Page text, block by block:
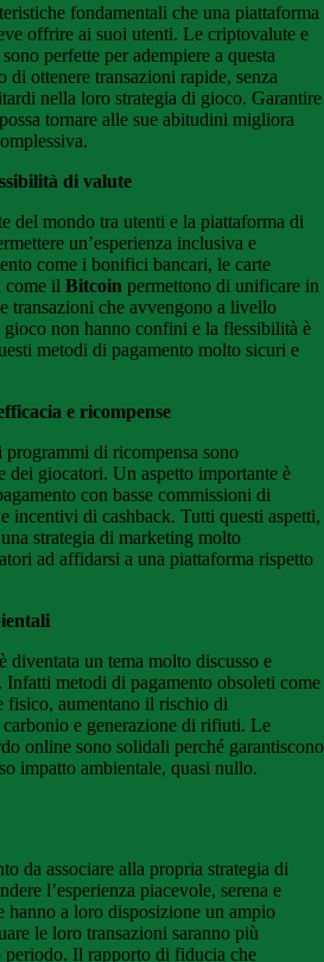
fondamentali che una piattaforma
offrire ai suoi utenti. Le criptovalute e
perfette per adempiere a questa
di ottenere transazioni rapide, senza
nella loro strategia di gioco. Garantire
tornare alle sue abitudini migliora
di valute
del mondo tra utenti e la piattaforma di
un’esperienza inclusiva e
come i bonifici bancari, le carte
come il Bitcoin permettono di unificare in
transazioni che avvengono a livello
non hanno confini e la flessibilità è
metodi di pagamento molto sicuri e
e ricompense
di ricompensa sono
dei giocatori. Un aspetto importante è
con basse commissioni di
incentivi di cashback. Tutti questi aspetti,
strategia di marketing molto
ad affidarsi a una piattaforma rispetto
diventata un tema molto discusso e
metodi di pagamento obsoleti come
fisico, aumentano il rischio di
e generazione di rifiuti. Le
online sono solidali perché garantiscono
impatto ambientale, quasi nullo.
da associare alla propria strategia di
l’esperienza piacevole, serena e
a loro disposizione un ampio
le loro transazioni saranno più
periodo. Il rapporto di fiducia che